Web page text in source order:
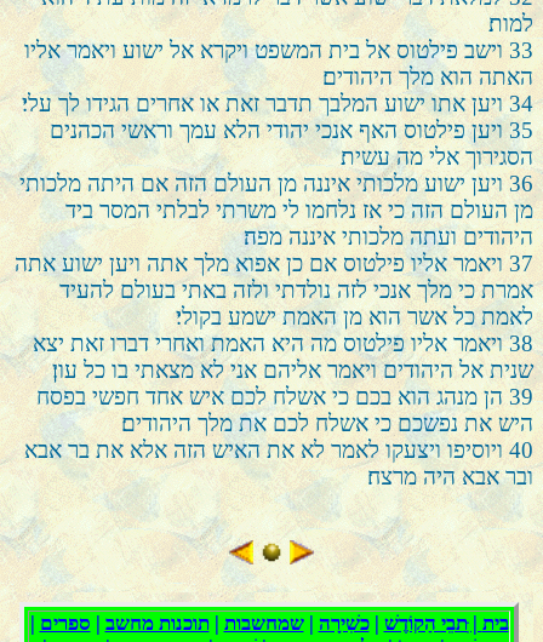
למות׃
33 וישב פילטוס אל בית המשפט ויקרא אל ישוע ויאמר אליו
האתה הוא מלך היהודים׃
34 ויען אתו ישוע המלבך תדבר זאת או אחרים הגידו לך עלי׃
35 ויען פילטוס האף אנכי יהודי הלא עמך וראשי הכהנים
הסגירוך אלי מה עשית׃
36 ויען ישוע מלכותי איננה מן העולם הזה אם היתה מלכותי
מן העולם הזה כי אז נלחמו לי משרתי לבלתי המסר ביד
היהודים ועתה מלכותי איננה מפה׃
37 ויאמר אליו פילטוס אם כן אפוא מלך אתה ויען ישוע אתה
אמרת כי מלך אנכי לזה נולדתי ולזה באתי בעולם להעיד
לאמת כל אשר הוא מן האמת ישמע בקולי׃
38 ויאמר אליו פילטוס מה היא האמת ואחרי דברו זאת יצא
שנית אל היהודים ויאמר אליהם אני לא מצאתי בו כל עון׃
39 הן מנהג הוא בכם כי אשלח לכם איש אחד חפשי בפסח
היש את נפשכם כי אשלח לכם את מלך היהודים׃
40 ויוסיפו ויצעקו לאמר לא את האיש הזה אלא את בר אבא
ובר אבא היה מרצח׃